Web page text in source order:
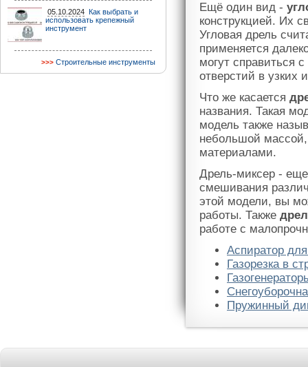
05.10.2024 Как выбрать и
использовать крепежный
инструмент
Строительные инструменты
Ещё один вид -
конструкцией. Их
Угловая дрель
применяется
могут справиться
отверстий в узких
Что же касается
названия. Такая
модель также
небольшой массой,
материалами.
Дрель-миксер -
смешивания
этой модели, вы
работы. Также
работе с
Аспиратор
Газорезка в
Пружинный